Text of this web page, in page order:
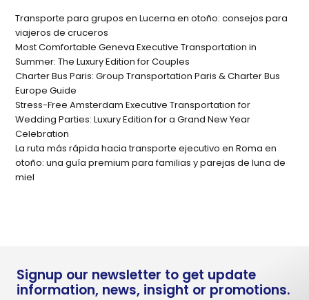
Transporte para grupos en Lucerna en otoño: consejos para
viajeros de cruceros
Most Comfortable Geneva Executive Transportation in
Summer: The Luxury Edition for Couples
Charter Bus Paris: Group Transportation Paris & Charter Bus
Europe Guide
Stress-Free Amsterdam Executive Transportation for
Wedding Parties: Luxury Edition for a Grand New Year
Celebration
La ruta más rápida hacia transporte ejecutivo en Roma en
otoño: una guía premium para familias y parejas de luna de
miel
Signup our newsletter to get update
information, news, insight or promotions.